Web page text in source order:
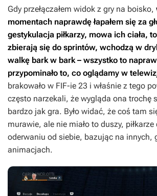
Gdy przełączałem widok z gry na boisko,
momentach naprawdę łapałem się za
gestykulacja piłkarzy, mowa ich ciała,
zbierają się do sprintów, wchodzą w
walkę bark w bark – wszystko to
przypominało to, co oglądamy w
brakowało w FIF-ie 23 i właśnie z tego
często narzekali, że wygląda ona trochę
bardzo jak gra. Było widać, że coś tam
murawie, ale nie miało to duszy, piłkarze
oderwaniu od siebie, bazując na innych,
animacjach.